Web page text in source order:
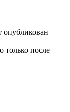
опубликован
только после